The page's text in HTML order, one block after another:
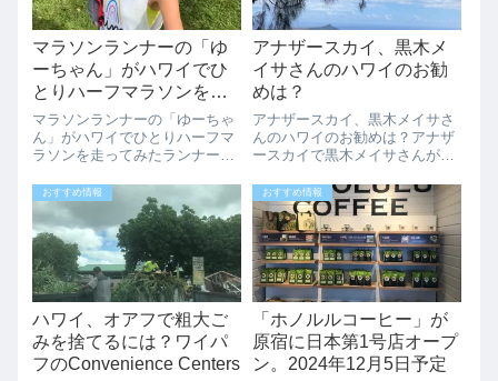
マラソンランナーの「ゆ
ーちゃん」がハワイでひ
とりハーフマラソンを走
ってみた
マラソンランナーの「ゆーちゃ
ん」がハワイでひとりハーフマ
ラソンを走ってみたランナーに
す。ハワイで早朝に走るのも夕
方サンセットを見ながら走るの
も最高です。今回は、マラソン
ランナー「ゆーちゃん」の2020
年お正月ハワイ...
アナザースカイ、黒木メ
イサさんのハワイのお勧
めは？
アナザースカイ、黒木メイサさ
んのハワイのお勧めは？アナザ
ースカイで黒木メイサさんがハ
す。View this post on
InstagramA post shared by アナ
ザースカイ (@anothers...
おすすめ情報
ハワイ、オアフで粗大ご
みを捨てるには？ワイパ
フのConvenience Centers
おすすめ情報
「ホノルルコーヒー」が
原宿に日本第1号店オープ
ン。2024年12月5日予定